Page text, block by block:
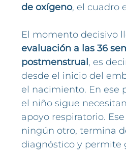
de oxígeno, el cuadro
El momento decisivo
evaluación a las 36
postmenstrual , es
desde el inicio del
el nacimiento. En ese
el niño sigue
apoyo respiratorio.
ningún otro, termina
diagnóstico y permite